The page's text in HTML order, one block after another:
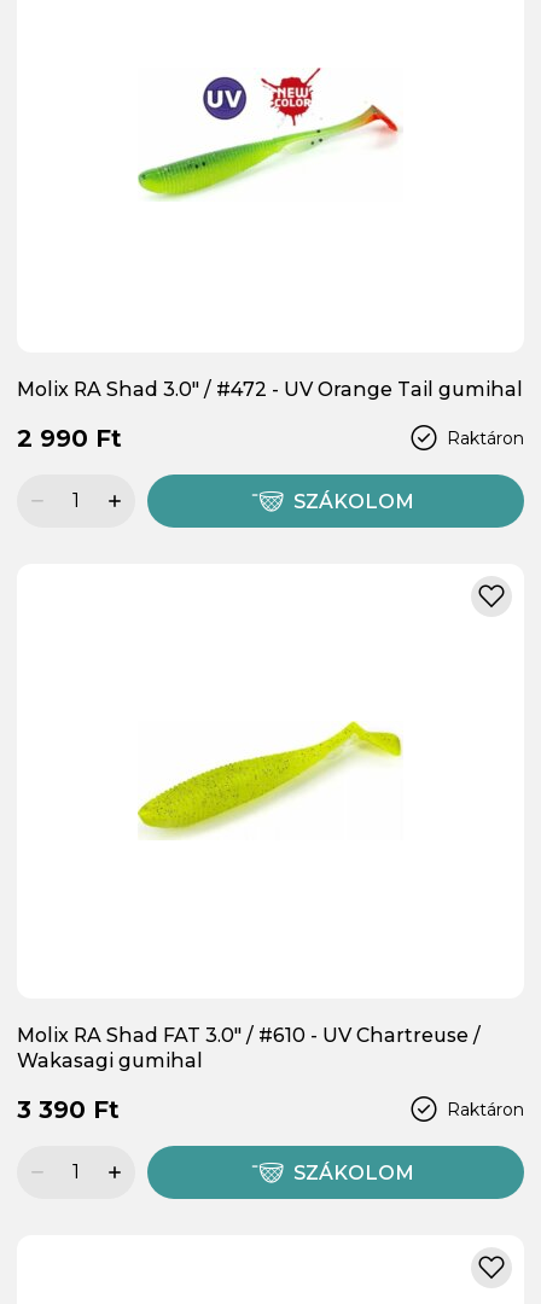
Molix RA Shad 3.0" / #472 - UV Orange Tail gumihal
Raktáron
2 990 Ft
SZÁKOLOM
Molix RA Shad FAT 3.0" / #610 - UV Chartreuse /
Wakasagi gumihal
Raktáron
3 390 Ft
SZÁKOLOM